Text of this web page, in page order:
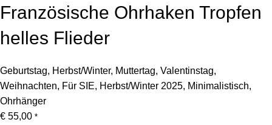
Französische Ohrhaken Tropfen
helles Flieder
Geburtstag, Herbst/Winter, Muttertag, Valentinstag,
Weihnachten, Für SIE, Herbst/Winter 2025, Minimalistisch,
Ohrhänger
€ 55,00 *